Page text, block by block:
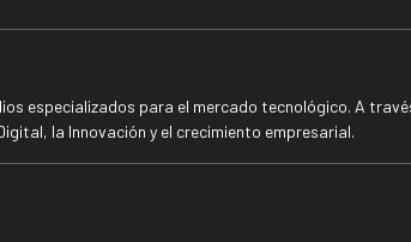
especializados para el mercado tecnológico. A
la Innovación y el crecimiento empresarial.